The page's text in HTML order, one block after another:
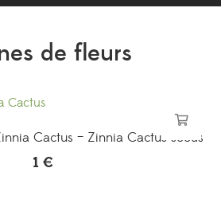
de fleurs
Cactus – Zinnia Cactus seeds
1 €